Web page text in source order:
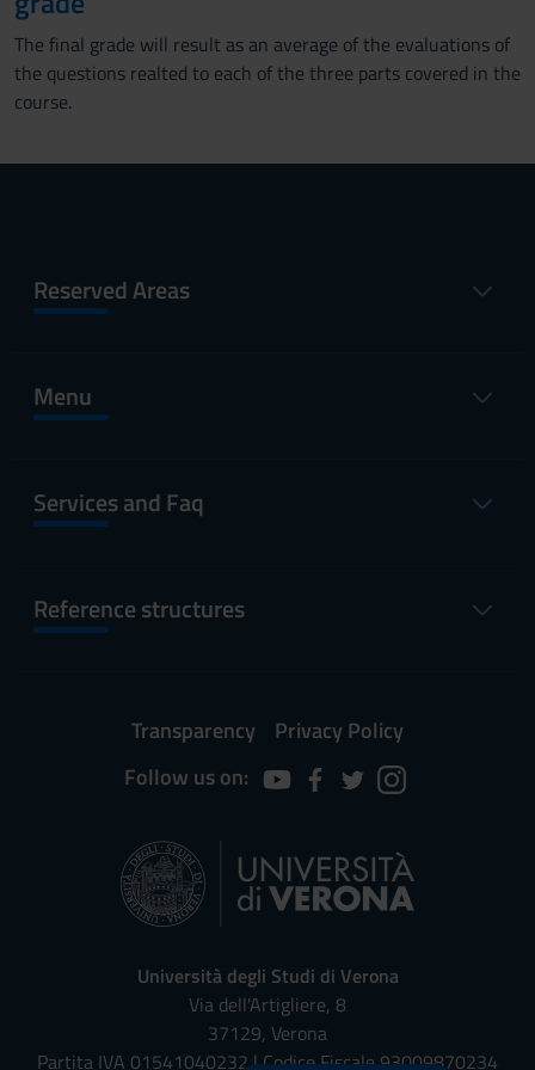
The final grade will result as an average of the evaluations of
the questions realted to each of the three parts covered in the
course.
Reserved Areas
Menu
Services and Faq
Reference structures
Transparency
Privacy Policy
Follow us on:
Università degli Studi di Verona
Via dell'Artigliere, 8
37129, Verona
Partita IVA 01541040232 | Codice Fiscale 93009870234